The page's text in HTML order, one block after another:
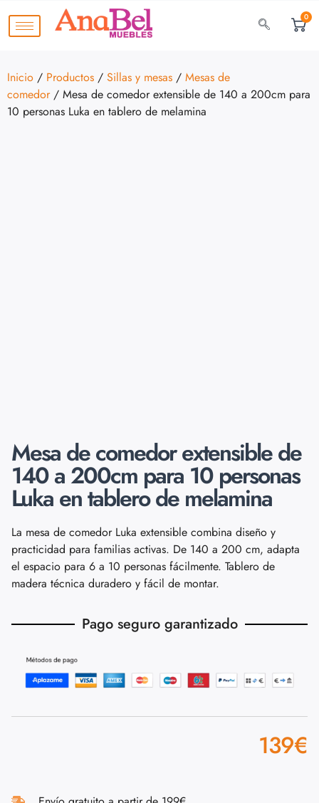
0
Inicio / Productos / Sillas y mesas / Mesas de
comedor/ Mesa de comedor extensible de 140 a 200cm para
10 personas Luka en tablero de melamina
Mesa de comedor extensible de
140 a 200cm para 10 personas
Luka en tablero de melamina
La mesa de comedor Luka extensible combina diseño y
practicidad para familias activas. De 140 a 200 cm, adapta
el espacio para 6 a 10 personas fácilmente. Tablero de
madera técnica duradero y fácil de montar.
Pago seguro garantizado
139€